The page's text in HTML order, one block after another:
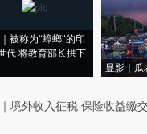
被称为“蟑螂”的印
代 将教育部长拱下
显影｜瓜
｜ 境外收入征税 保险收益缴